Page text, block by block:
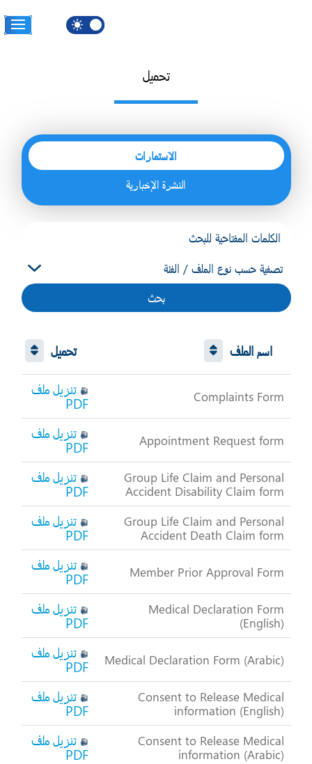
تحميل
الاستمارات
النشرة الإخبارية
بحث
اسم الملف تحميل
Complaints Form
تنزيل ملف
PDF
Appointment Request form
تنزيل ملف
PDF
Group Life Claim and Personal
Accident Disability Claim form
تنزيل ملف
PDF
Group Life Claim and Personal
Accident Death Claim form
تنزيل ملف
PDF
Member Prior Approval Form
تنزيل ملف
PDF
Medical Declaration Form
(English)
تنزيل ملف
PDF
Medical Declaration Form (Arabic)
تنزيل ملف
PDF
Consent to Release Medical
information (English)
تنزيل ملف
PDF
Consent to Release Medical
information (Arabic)
تنزيل ملف
PDF